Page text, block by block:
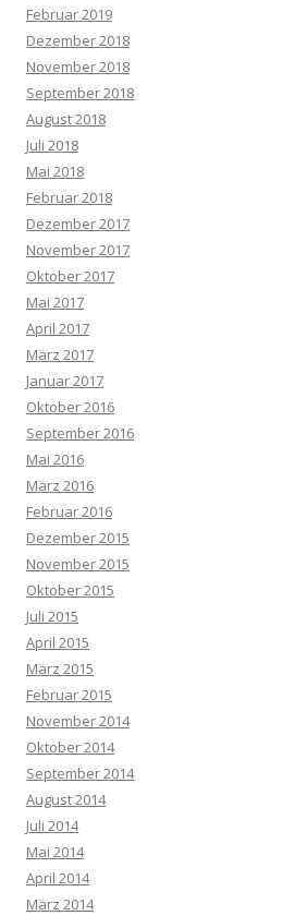
Februar 2019
Dezember 2018
November 2018
September 2018
August 2018
Juli 2018
Mai 2018
Februar 2018
Dezember 2017
November 2017
Oktober 2017
Mai 2017
April 2017
März 2017
Januar 2017
Oktober 2016
September 2016
Mai 2016
März 2016
Februar 2016
Dezember 2015
November 2015
Oktober 2015
Juli 2015
April 2015
März 2015
Februar 2015
November 2014
Oktober 2014
September 2014
August 2014
Juli 2014
Mai 2014
April 2014
März 2014